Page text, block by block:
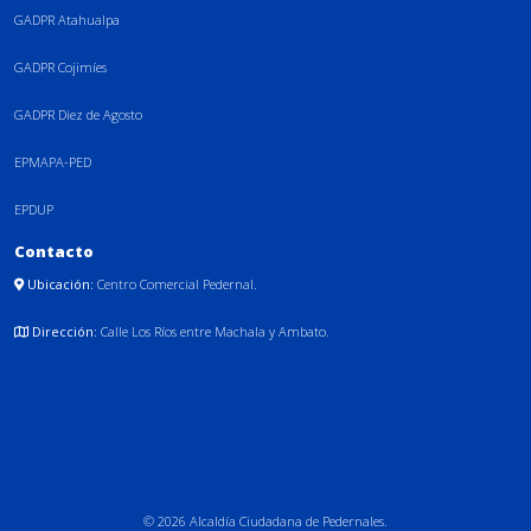
GADPR Atahualpa
GADPR Cojimíes
GADPR Diez de Agosto
EPMAPA-PED
EPDUP
Contacto
Ubicación: Centro Comercial Pedernal.
Dirección: Calle Los Ríos entre Machala y Ambato.
© 2026 Alcaldía Ciudadana de Pedernales.